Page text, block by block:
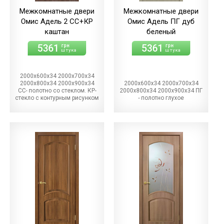
Межкомнатные двери
Омис Адель 2 СС+КР
каштан
5361 грн
штука
2000х600х34 2000х700х34
2000х800х34 2000х900х34
СС- полотно со стеклом. КР-
стекло с контурным рисунком
Межкомнатные двери
Омис Адель ПГ дуб
беленый
5361 грн
штука
2000х600х34 2000х700х34
2000х800х34 2000х900х34 ПГ
- полотно глухое